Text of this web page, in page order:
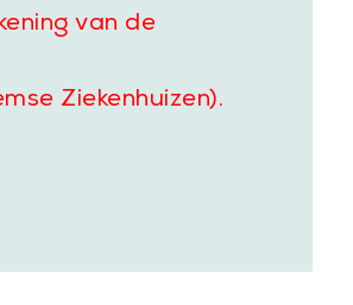
van de
Ziekenhuizen).